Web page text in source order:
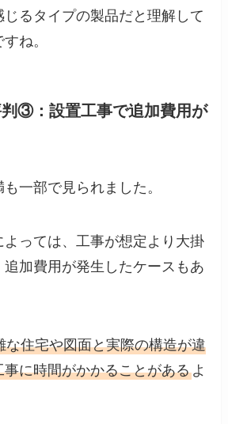
じるタイプの製品だと理解して
ね。
③：設置工事で追加費用が
一部で見られました。
っては、工事が想定より大掛
加費用が発生したケースもあ
な住宅や図面と実際の構造が違
に時間がかかることがあるよ